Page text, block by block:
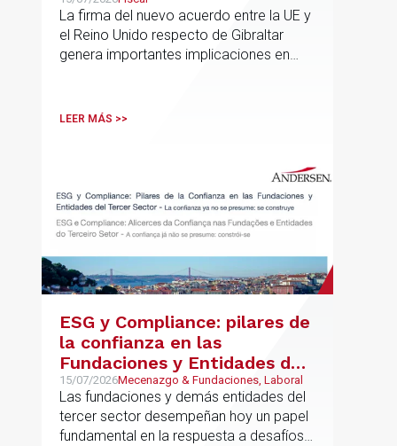
La firma del nuevo acuerdo entre la UE y
el Reino Unido respecto de Gibraltar
genera importantes implicaciones en
LEER MÁS >>
ESG y Compliance: pilares de
la confianza en las
Fundaciones y Entidades del
Tercer Sector – La confianza
ya no se presume, se
construye
15/07/2026Mecenazgo & Fundaciones, Laboral
Las fundaciones y demás entidades del
tercer sector desempeñan hoy un papel
fundamental en la respuesta a desafíos